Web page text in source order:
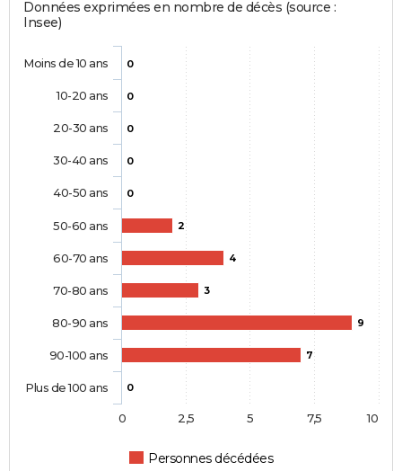
Données exprimées en nombre de décès (source :
Insee)
0
0
0
0
0
2
4
3
9
7
0
Personnes décédées
Moins de 10 ans
10-20 ans
20-30 ans
30-40 ans
40-50 ans
50-60 ans
60-70 ans
70-80 ans
80-90 ans
90-100 ans
Plus de 100 ans
0 10
2,5 5 7,5